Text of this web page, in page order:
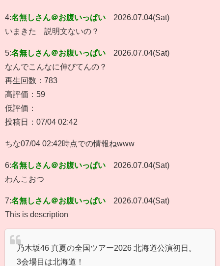
4:名無しさん＠お腹いっぱい
2026.07.04(Sat)
いまきた 説明文ないの？
5:名無しさん＠お腹いっぱい
2026.07.04(Sat)
なんでこんなに伸びてんの？
再生回数：783
高評価：59
低評価：
投稿日：07/04 02:42
ちな07/04 02:42時点での情報ねwww
6:名無しさん＠お腹いっぱい
2026.07.04(Sat)
わんこおつ
7:名無しさん＠お腹いっぱい
2026.07.04(Sat)
This is description
乃木坂46 真夏の全国ツアー2026 北海道公演初日。
3会場目は北海道！